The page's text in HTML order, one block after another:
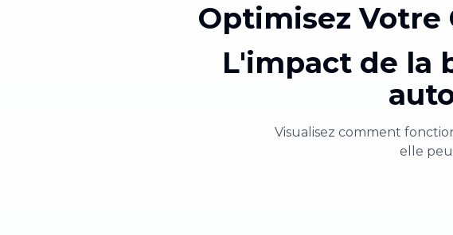
Optimisez
L'impact de la
Visualisez comment
elle